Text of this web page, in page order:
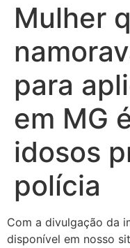
Mulher
para
em MG
idosos
polícia
Com a divulgação da
disponível em nosso